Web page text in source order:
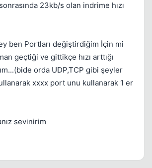
23kb/s olan indrime hızı
ben Portları değiştirdiğim İçin mi
geçtiği ve gittikçe hızı arttığı
orda UDP,TCP gibi şeyler
xxxx port unu kullanarak 1 er
sevinirim